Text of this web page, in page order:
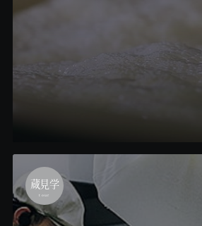
蔵見学
tour